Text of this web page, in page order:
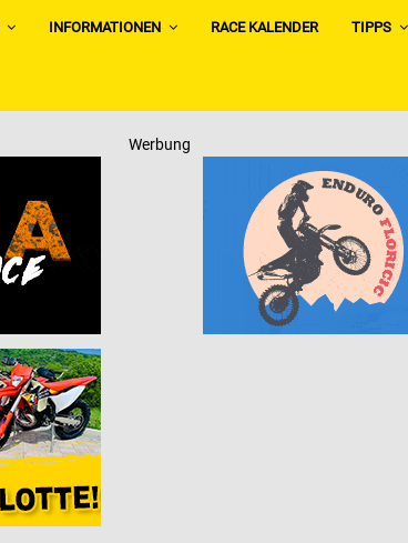
INFORMATIONEN RACE KALENDER TIPPS
Werbung